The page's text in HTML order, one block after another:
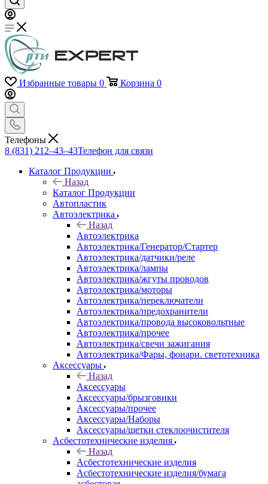
Избранные товары 0 Корзина 0
Телефоны
8 (831) 212–43–43Телефон для связи
Каталог Продукции
Назад
Каталог Продукции
Автопластик
Автоэлектрика
Назад
Автоэлектрика
Автоэлектрика/Генератор/Стартер
Автоэлектрика/датчики/реле
Автоэлектрика/лампы
Автоэлектрика/жгуты проводов
Автоэлектрика/моторы
Автоэлектрика/переключатели
Автоэлектрика/предохранители
Автоэлектрика/провода высоковольтные
Автоэлектрика/прочее
Автоэлектрика/свечи зажигания
Автоэлектрика/Фары, фонари. светотехника
Аксессуары
Назад
Аксессуары
Аксессуары/брызговики
Аксессуары/прочее
Аксессуары/Наборы
Аксессуары/щетки стеклоочистителя
Асбестотехнические изделия
Назад
Асбестотехнические изделия
Асбестотехнические изделия/бумага